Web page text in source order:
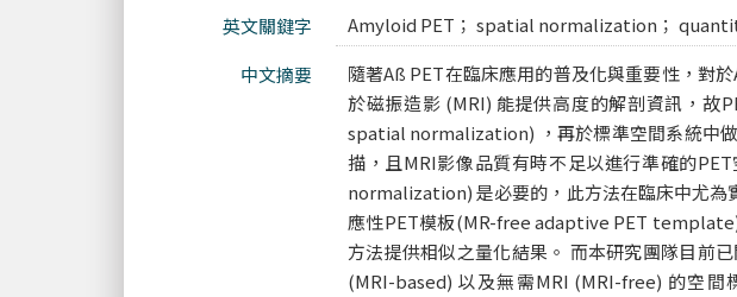
英文關鍵字
Amyloid PET； spatial normalization；
中文摘要
隨著Aß PET在臨床應用的普及化與重要性，對
於磁振造影 (MRI) 能提供高度的解剖資訊，故
spatial normalization) ，再於標準空間系統中
描，且MRI影像品質有時不足以進行準確的
normalization) 是必要的，此方法在臨床中尤為
應性PET模板(MR-free adaptive PET
方法提供相似之量化結果。 而本研究團隊目前
(MRI-based) 以及無需MRI (MRI-free) 的空